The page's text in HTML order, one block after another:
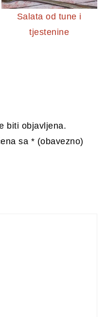
Salata od tune i
tjestenine
biti objavljena.
sa * (obavezno)